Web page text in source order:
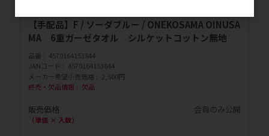
【手配品】F / ソーダブルー / ONEKOSAMA OINUSA
MA 6重ガーゼタオル シルケットコットン無地
品番
4570164153844
JANコード
4570164153844
メーカー希望小売価格
2,500円
終売・欠品情報
欠品
販売価格
（単価 × 入数）
会員のみ公開